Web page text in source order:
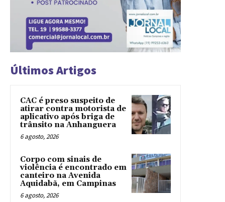
Últimos Artigos
CAC é preso suspeito de
atirar contra motorista de
aplicativo após briga de
trânsito na Anhanguera
6 agosto, 2026
Corpo com sinais de
violência é encontrado em
canteiro na Avenida
Aquidabã, em Campinas
6 agosto, 2026